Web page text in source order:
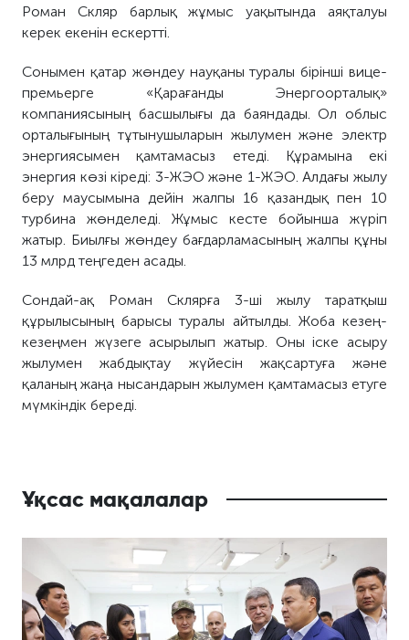
Роман Скляр барлық жұмыс уақытында аяқталуы
керек екенін ескертті.
Сонымен қатар жөндеу науқаны туралы бірінші вице-
премьерге «Қарағанды Энергоорталық»
компаниясының басшылығы да баяндады. Ол облыс
орталығының тұтынушыларын жылумен және электр
энергиясымен қамтамасыз етеді. Құрамына екі
энергия көзі кіреді: 3-ЖЭО және 1-ЖЭО. Алдағы жылу
беру маусымына дейін жалпы 16 қазандық пен 10
турбина жөнделеді. Жұмыс кесте бойынша жүріп
жатыр. Биылғы жөндеу бағдарламасының жалпы құны
13 млрд теңгеден асады.
Сондай-ақ Роман Склярға 3-ші жылу таратқыш
құрылысының барысы туралы айтылды. Жоба кезең-
кезеңмен жүзеге асырылып жатыр. Оны іске асыру
жылумен жабдықтау жүйесін жақсартуға және
қаланың жаңа нысандарын жылумен қамтамасыз етуге
мүмкіндік береді.
Ұқсас мақалалар